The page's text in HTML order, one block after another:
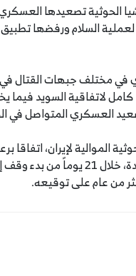
الحوثية تصعيدها
السلام ورفضها
في مختلف جبهات
كامل لاتفاقية السويد فيما
العسكري المتواصل في
الحوثية الموالية لإيران،
إلى وقف إطلاق النار و إعادة الانتشار في
من عام على توقيعه.